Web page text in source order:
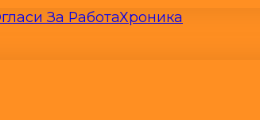
За РаботаХроника